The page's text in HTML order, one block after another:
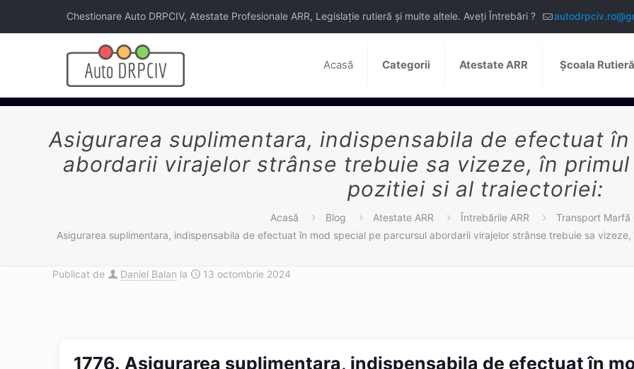
Chestionare Auto DRPCIV, Atestate Profesionale ARR, Legislație rutieră și multe altele. Aveți Întrebări ?
Acasă Categorii Atestate ARR Școala
Asigurarea suplimentara, indispensabila de efectuat
abordarii virajelor strânse trebuie sa vizeze, în
pozitiei si al traiectoriei:
Acasă Blog Atestate ARR Întrebările ARR
Transport Marfă
Asigurarea suplimentara, indispensabila de efectuat în mod special pe parcursul abordarii virajelor strânse trebuie sa
Publicat de Daniel Balan la 13 octombrie 2024
1776. Asigurarea suplimentara, indispensabila de efectuat în